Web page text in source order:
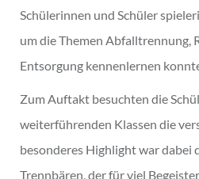
Schülerinnen und Schüler
um die Themen Abfalltrennung,
Entsorgung kennenlernen
Zum Auftakt besuchten die
weiterführenden Klassen die
besonderes Highlight war dabei
Trennbären, der für viel